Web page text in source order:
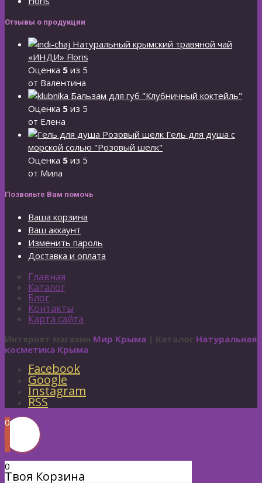
Отзывы о продукции
Натуральный крымский травяной чай
«ИНДИ» Floris
Оценка 5 из 5
от Валентина
Бальзам для губ "Клубничный коктейль"
Оценка 5 из 5
от Елена
Гель для душа с
морской солью "Розовый шелк"
Оценка 5 из 5
от Мила
Позвольте Вам помочь
Ваша корзина
Ваш аккаунт
Изменить пароль
Доставка и оплата
Главная
Каталог
Блог
Контакты
Карта сайта
Интернет магазин Мир Крыма | Каталог Натуральная
косметика Крыма
Facebook
Google
Instagram
RSS
0
0
Твоя Корзина